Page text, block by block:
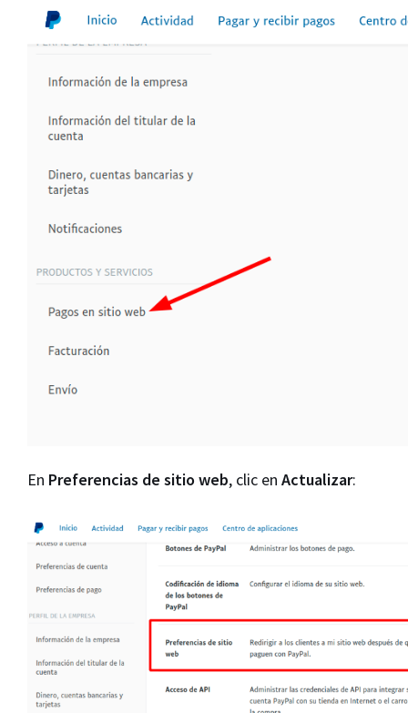
En Preferencias de sitio web, clic en Actualizar: